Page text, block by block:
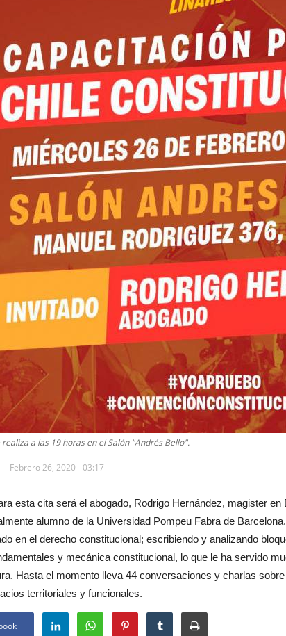
realiza a las 19 horas en el Salón "Andrés Bello".
Febrero 26, 2020 - 03:17
esta cita será el abogado, Rodrigo Hernández, magister
alumno de la Universidad Pompeu Fabra de
en el derecho constitucional; escribiendo y analizando
y mecánica constitucional, lo que le ha servido
Hasta el momento lleva 44 conversaciones y charlas
territoriales y funcionales.